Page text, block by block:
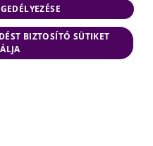
BIZTOSÍTÓ SÜTIKET